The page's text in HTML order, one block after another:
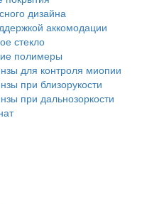
дизайна
аккомодации
стекло
полимеры
для контроля миопии
при близорукости
при дальнозоркости